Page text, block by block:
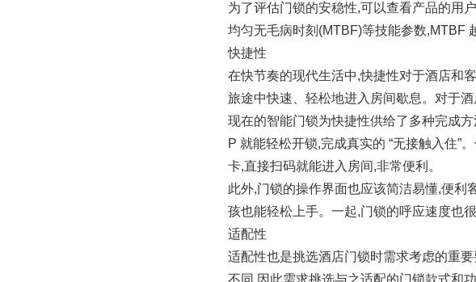
为了评估门锁的安稳性,可以查看产品的用
均匀无毛病时刻(MTBF)等技能参数,MTBF
快捷性
在快节奏的现代生活中,快捷性对于酒店和
旅途中快速、轻松地进入房间歇息。对于
现在的智能门锁为快捷性供给了多种完成
P 就能轻松开锁,完成真实的 “无接触入住”
卡,直接扫码就能进入房间,非常便利。
此外,门锁的操作界面也应该简洁易懂,便利
孩也能轻松上手。一起,门锁的呼应速度也
适配性
适配性也是挑选酒店门锁时需求考虑的重
不同,因此需求挑选与之适配的门锁款式和功